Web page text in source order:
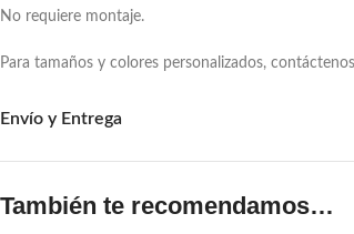
No requiere montaje.
Para tamaños y colores personalizados,
Hecho de madera de pino (lijado suave)
Envío y Entrega
También te recomendamos…